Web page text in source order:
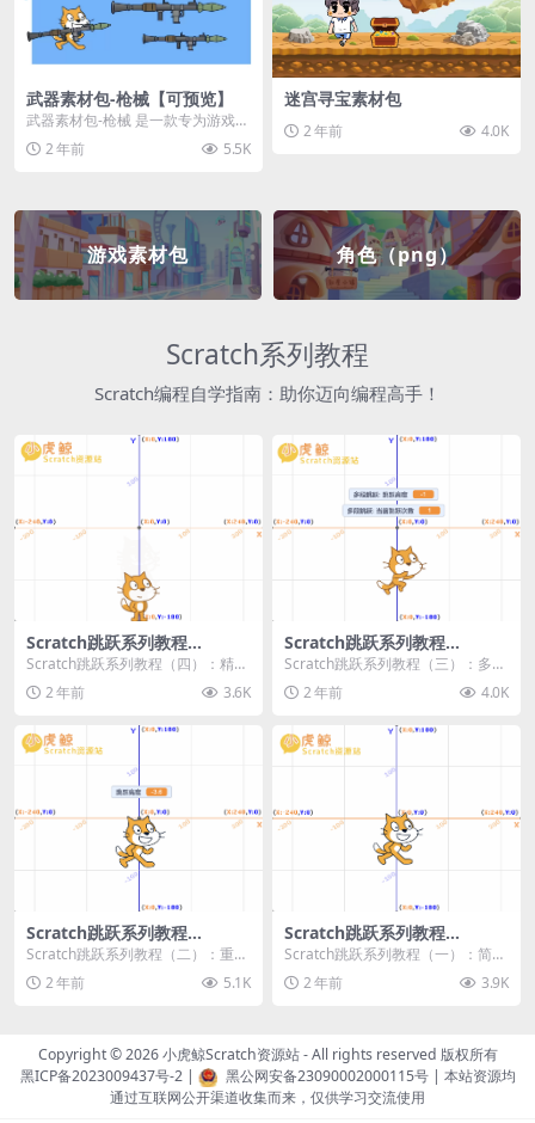
武器素材包-枪械【可预览】
武器素材包-枪械 是一款专为游戏开
发者和创作者设计的素材包，包含
多种高质量的枪械...
2 年前 5.5K
迷宫寻宝素材包
2 年前 4.0K
游戏素材包 角色（png）
Scratch系列教程
Scratch编程自学指南：助你迈向编程高手！
Scratch跳跃系列教程
（四）：精准着陆
Scratch跳跃系列教程（四）：精准
着陆 作者：小虎鲸Scratch资源站
... 2 年前 3.6K
Scratch跳跃系列教程
（三）：多段跳跃
Scratch跳跃系列教程（三）：多段
跳跃 作者：小虎鲸Scratch资源站
连...2 年前 4.0K
Scratch跳跃系列教程
（二）：重力跳跃
Scratch跳跃系列教程（二）：重力
跳跃 作者：小虎鲸Scratch资源站
按...2 年前 5.1K
Scratch跳跃系列教程
（一）：简单跳跃
Scratch跳跃系列教程（一）：简单
跳跃 作者：小虎鲸Scratch资源站
按...2 年前 3.9K
Copyright © 2026小虎鲸Scratch资源站- All rights reserved 版权所有
黑ICP备2023009437号-2| 黑公网安备23090002000115号| 本站资源均
通过互联网公开渠道收集而来，仅供学习交流使用